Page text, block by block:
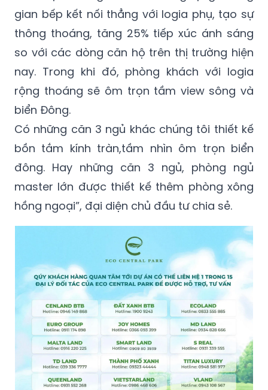
gian bếp kết nối thẳng với logia phụ, tạo sự
thông thoáng, tăng 25% tiếp xúc ánh sáng
so với các dòng căn hộ trên thị trường hiện
nay. Trong khi đó, phòng khách với logia
rộng thoáng sẽ ôm trọn tầm view sông và
biển Đông.
Có những căn 3 ngủ khác chúng tôi thiết kế
bồn tắm kính tràn,tầm nhìn ôm trọn biển
đông. Hay những căn 3 ngủ, phòng ngủ
master lớn được thiết kế thêm phòng xông
hồng ngoại”, đại diện chủ đầu tư chia sẻ.